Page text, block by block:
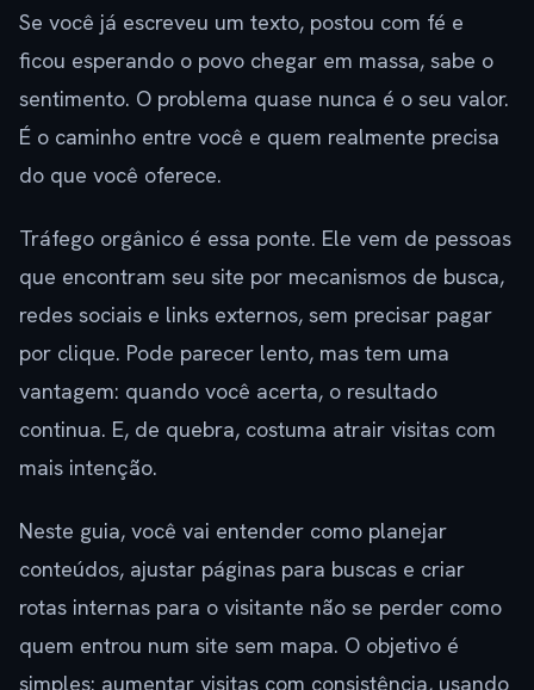
Se você já escreveu um texto, postou com fé e
ficou esperando o povo chegar em massa, sabe o
sentimento. O problema quase nunca é o seu valor.
É o caminho entre você e quem realmente precisa
do que você oferece.
Tráfego orgânico é essa ponte. Ele vem de pessoas
que encontram seu site por mecanismos de busca,
redes sociais e links externos, sem precisar pagar
por clique. Pode parecer lento, mas tem uma
vantagem: quando você acerta, o resultado
continua. E, de quebra, costuma atrair visitas com
mais intenção.
Neste guia, você vai entender como planejar
conteúdos, ajustar páginas para buscas e criar
rotas internas para o visitante não se perder como
quem entrou num site sem mapa. O objetivo é
simples: aumentar visitas com consistência, usando